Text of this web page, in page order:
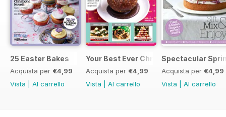
25 Easter Bakes
Acquista per €4,99
Vista
Al carrello
Your Best Ever Christmas
Acquista per €4,99
Vista
Al carrello
Spectacular
Acquista per €4,99
Vista
Al carrello